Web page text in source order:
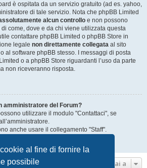
al fine di fornire la
possibile
è ospitata da un servizio gratuito (ad es. yahoo,
di tale servizio. Nota che phpBB Limited
alcun controllo e non possono
come, dove e da chi viene utilizzata questa
contattare phpBB Limited o phpBB Store in
legale non direttamente collegata al sito
al software phpBB stesso. I messaggi di posta
o a phpBB Store riguardanti l’uso da parte
non riceveranno risposta.
amministratore del Forum?
utilizzare il modulo "Contattaci", se
anche usare il collegamento "Staff".
Vai a